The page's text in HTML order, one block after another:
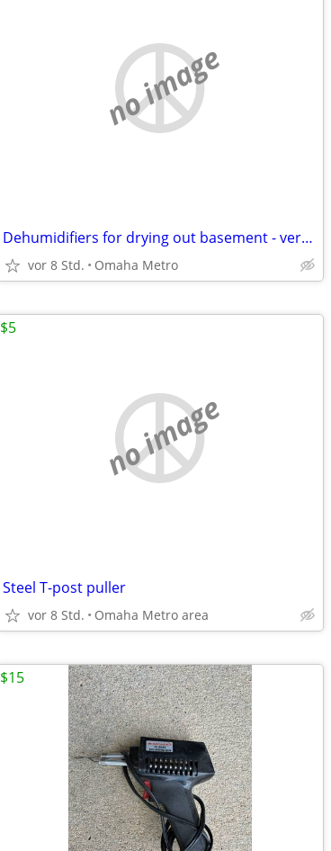
no image
Dehumidifiers for drying out basement - very high volume
vor 8 Std. Omaha Metro
no image
Steel T-post puller
vor 8 Std. Omaha Metro area
$5
$15